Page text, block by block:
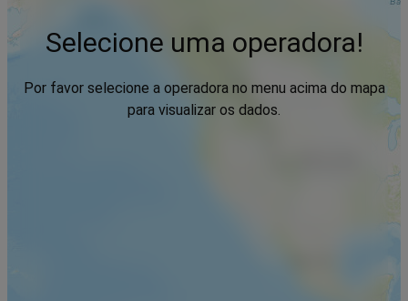
Selecione uma operadora!
Por favor selecione a operadora no menu acima do mapa
para visualizar os dados.